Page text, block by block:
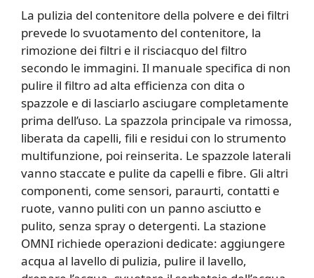
La pulizia del contenitore della polvere e dei filtri
prevede lo svuotamento del contenitore, la
rimozione dei filtri e il risciacquo del filtro
secondo le immagini. Il manuale specifica di non
pulire il filtro ad alta efficienza con dita o
spazzole e di lasciarlo asciugare completamente
prima dell’uso. La spazzola principale va rimossa,
liberata da capelli, fili e residui con lo strumento
multifunzione, poi reinserita. Le spazzole laterali
vanno staccate e pulite da capelli e fibre. Gli altri
componenti, come sensori, paraurti, contatti e
ruote, vanno puliti con un panno asciutto e
pulito, senza spray o detergenti. La stazione
OMNI richiede operazioni dedicate: aggiungere
acqua al lavello di pulizia, pulire il lavello,